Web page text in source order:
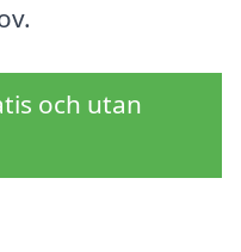
och utan